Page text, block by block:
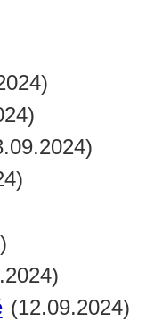
(12.09.2024)